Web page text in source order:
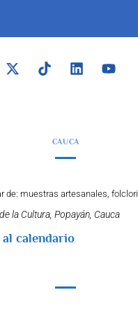
CAUCA
de: muestras artesanales,
la Cultura, Popayán, Cauca
calendario